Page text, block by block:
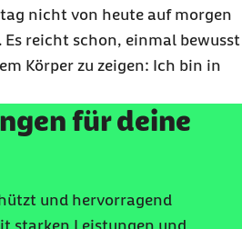
nicht von heute auf morgen
Es reicht schon, einmal bewusst
Körper zu zeigen: Ich bin in
für deine
und hervorragend